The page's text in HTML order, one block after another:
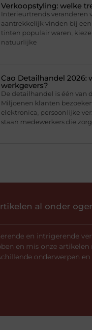
Verkoopstyling: welke
Interieurtrends veranderen
aantrekkelijk vinden bij
tinten populair waren,
natuurlijke
Cao Detailhandel 2026:
werkgevers?
De detailhandel is één van
Miljoenen klanten
elektronica, persoonlijke
staan medewerkers die
al onder
en intrigerende
en mis onze artikelen
onderwerpen